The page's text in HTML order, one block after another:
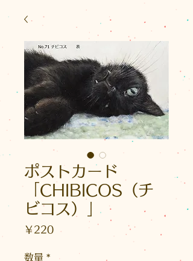
ポストカード
「CHIBICOS（チ
ビコス）」
￥220価
数量 *